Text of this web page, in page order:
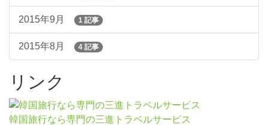
2015年9月 1 記事
2015年8月 4 記事
リンク
韓国旅行なら専門の三進トラベルサービス